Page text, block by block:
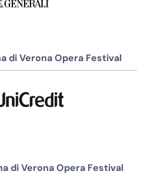
di Verona Opera Festival
di Verona Opera Festival